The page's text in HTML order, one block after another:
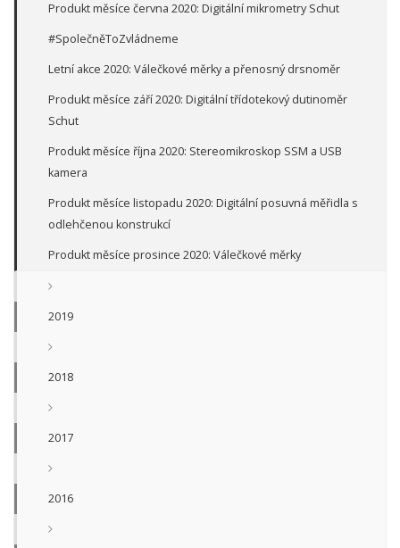
Produkt měsíce června 2020: Digitální mikrometry Schut
#SpolečněToZvládneme
Letní akce 2020: Válečkové měrky a přenosný drsnoměr
Produkt měsíce září 2020: Digitální třídotekový dutinoměr
Schut
Produkt měsíce října 2020: Stereomikroskop SSM a USB
kamera
Produkt měsíce listopadu 2020: Digitální posuvná měřidla s
odlehčenou konstrukcí
Produkt měsíce prosince 2020: Válečkové měrky
2019
2018
2017
2016